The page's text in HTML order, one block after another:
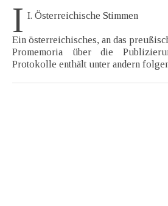
I I. Österreichische Stimmen
Ein österreichisches, an das
Promemoria über die
Protokolle enthält unter andern